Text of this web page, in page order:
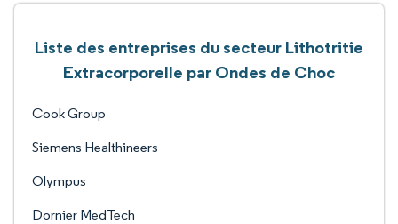
Liste des entreprises du secteur Lithotritie
Extracorporelle par Ondes de Choc
Cook Group
Siemens Healthineers
Olympus
Dornier MedTech